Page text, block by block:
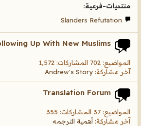
منتديات-فرعية:
Slanders Refutation
Up With New Muslims
المواضيع: 702 المشاركات: 1,572
آخر مشاركة: Andrew's Story
Translation Forum
المواضيع: 37 المشاركات: 355
آخر مشاركة: أهمية الترجمه